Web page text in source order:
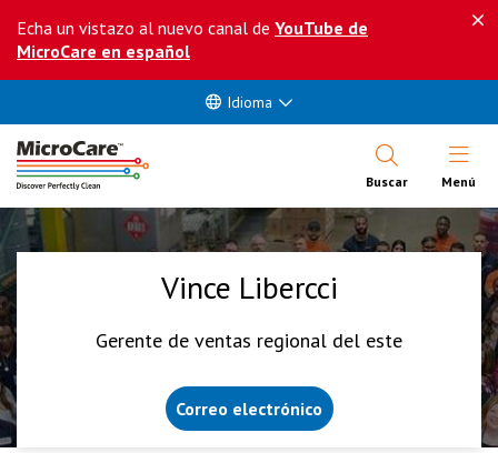
Echa un vistazo al nuevo canal de YouTube de
MicroCare en español
Idioma
Buscar Abrir
Menú
Vince Libercci
Gerente de ventas regional del este
Correo electrónico